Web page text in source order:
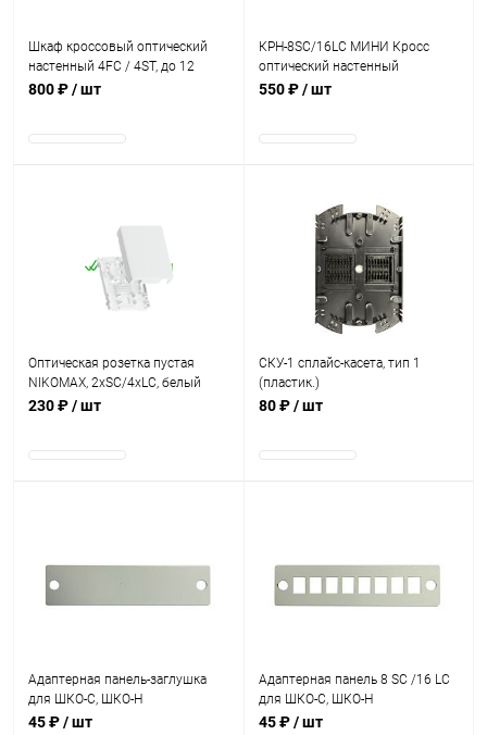
Шкаф кроссовый оптический
настенный 4FC / 4ST, до 12
КДЗС, чёрный
800 ₽/ шт
КРН-8SC/16LC МИНИ Кросс
оптический настенный
550 ₽/ шт
В наличии
Оптическая розетка пустая
NIKOMAX, 2xSC/4xLC, белый
230 ₽/ шт
В наличии
СКУ-1 сплайс-касета, тип 1
(пластик.)
80 ₽/ шт
Адаптерная панель-заглушка
для ШКО-С, ШКО-Н
45 ₽/ шт
В наличии
Адаптерная панель 8 SC /16 LC
для ШКО-С, ШКО-Н
45 ₽/ шт